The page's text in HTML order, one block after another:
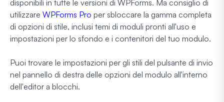
disponibili in tutte le versioni di WPForms. Ma consiglio di
utilizzare WPForms Pro per sbloccare la gamma completa
di opzioni di stile, inclusi temi di moduli pronti all'uso e
impostazioni per lo sfondo e i contenitori del tuo modulo.
Puoi trovare le impostazioni per gli stili del pulsante di invio
nel pannello di destra delle opzioni del modulo all'interno
dell'editor a blocchi.